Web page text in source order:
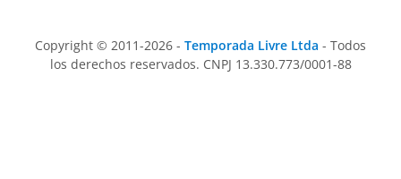
Copyright © 2011-2026 - Temporada Livre Ltda - Todos
los derechos reservados. CNPJ 13.330.773/0001-88